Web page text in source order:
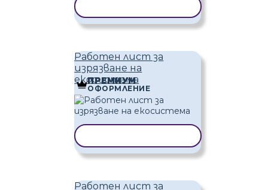
Работен лист за
изрязване на
екосистема
ПРЕМИУМ
ОФОРМЛЕНИЕ
Работен лист за